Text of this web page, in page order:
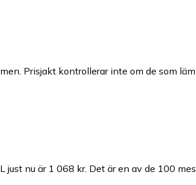
Prisjakt kontrollerar inte om de som
just nu är 1 068 kr. Det är en av de 100